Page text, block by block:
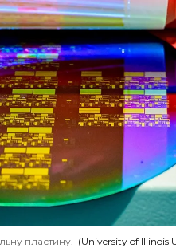
пластину. (University of Illinois